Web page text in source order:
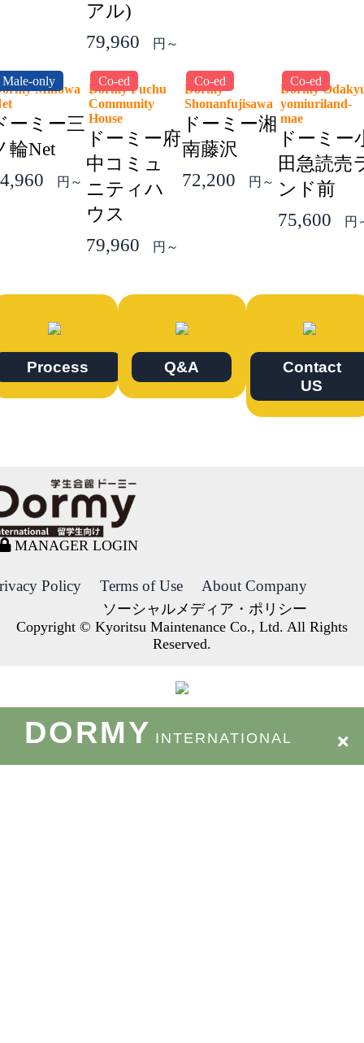
アル)
79,960
円～
Male-only
Minowa
ーミー三
輪Net
円～
Co-ed
Dormy Fuchu
Community
House
ドーミー府
中コミュ
ニティハ
ウス
79,960
円～
Co-ed
Dormy
Shonanfujisawa
ドーミー湘
南藤沢
72,200
円～
Co-ed
Dormy
yomiuriland-
mae
ドーミー
田急読売
ンド前
75,600
円
Process Q&A
Contact
US
MANAGER LOGIN
Policy Terms of Use About Company
ソーシャルメディア・ポリシー
Copyright © Kyoritsu Maintenance Co., Ltd. All Rights
Reserved.
DORMY INTERNATIONAL